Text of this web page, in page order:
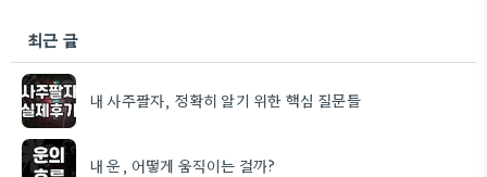
최근 글
내 사주팔자, 정확히 알기 위한 핵심 질문들
내 운, 어떻게 움직이는 걸까?